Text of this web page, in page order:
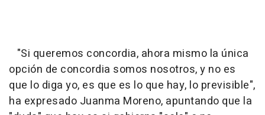
"Si queremos concordia, ahora mismo la única
opción de concordia somos nosotros, y no es
que lo diga yo, es que es lo que hay, lo previsible",
ha expresado Juanma Moreno, apuntando que la